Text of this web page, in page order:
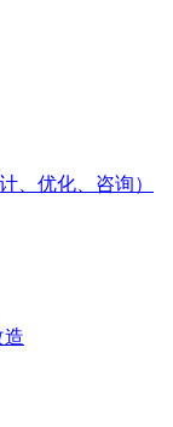
、优化、咨询）
造